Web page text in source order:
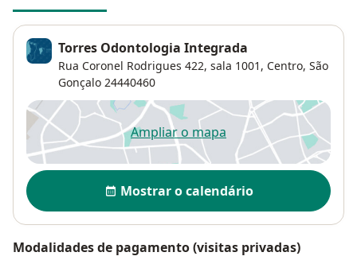
Torres Odontologia Integrada
Rua Coronel Rodrigues 422, sala 1001, Centro, São
Gonçalo 24440460
Ampliar o mapaabre num novo separador
Disponibilidade
Mostrar o calendário
Modalidades de pagamento (visitas privadas)